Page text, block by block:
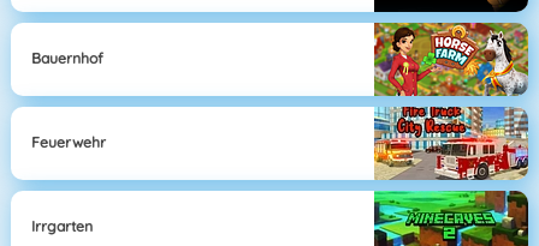
Bauernhof
Feuerwehr
Irrgarten